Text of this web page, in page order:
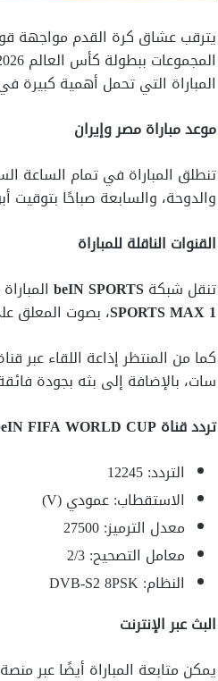
يترقب عشاق كرة القدم مواجهة
المباراة التي تحمل أهمية كبيرة
موعد مباراة مصر وإيران
والدوحة، والسابعة صباحًا
القنوات الناقلة للمباراة
تنقل شبكةbeIN SPORTS
SPORTS MAX 1، بصوت المعلق
كما من المنتظر إذاعة اللقاء عبر
سات، بالإضافة إلى بثه بجودة
تردد قناة beIN FIFA WORLD CUP على نايل سات
التردد: 12245
الاستقطاب: عمودي (V)
معدل الترميز: 27500
معامل التصحيح: 2/3
النظام: DVB-S2 8PSK
البث عبر الإنترنت
يمكن متابعة المباراة أيضًا عبر منصة